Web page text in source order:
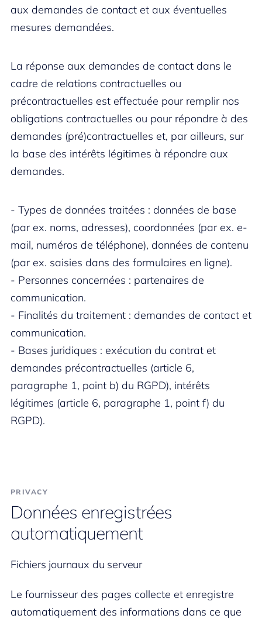
aux demandes de contact et aux éventuelles
mesures demandées.
La réponse aux demandes de contact dans le
cadre de relations contractuelles ou
précontractuelles est effectuée pour remplir nos
obligations contractuelles ou pour répondre à des
demandes (pré)contractuelles et, par ailleurs, sur
la base des intérêts légitimes à répondre aux
demandes.
- Types de données traitées : données de base
(par ex. noms, adresses), coordonnées (par ex. e-
mail, numéros de téléphone), données de contenu
(par ex. saisies dans des formulaires en ligne).
- Personnes concernées : partenaires de
communication.
- Finalités du traitement : demandes de contact et
communication.
- Bases juridiques : exécution du contrat et
demandes précontractuelles (article 6,
paragraphe 1, point b) du RGPD), intérêts
légitimes (article 6, paragraphe 1, point f) du
RGPD).
PRIVACY
Données enregistrées
automatiquement
Fichiers journaux du serveur
Le fournisseur des pages collecte et enregistre
automatiquement des informations dans ce que